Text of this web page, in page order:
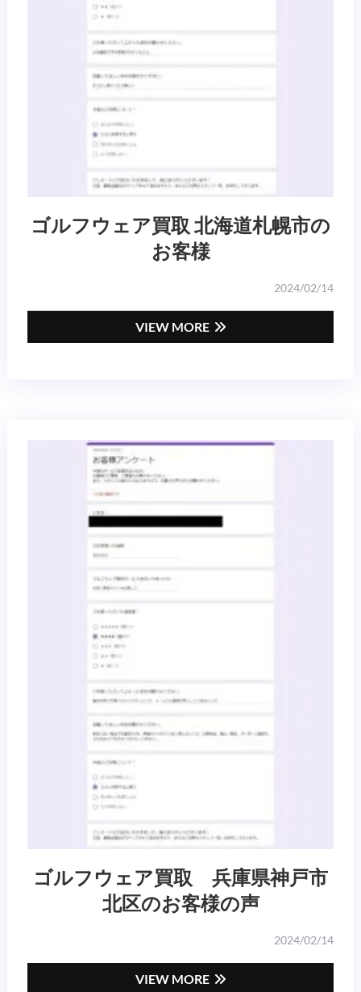
ゴルフウェア買取 北海道札幌市の
お客様
2024/02/14
VIEW MORE
ゴルフウェア買取 兵庫県神戸市
北区のお客様の声
2024/02/14
VIEW MORE